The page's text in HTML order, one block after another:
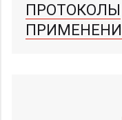
ПРОТОКОЛЫ